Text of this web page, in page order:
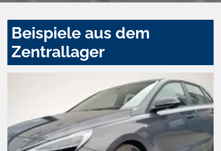
Beispiele aus dem
Zentrallager